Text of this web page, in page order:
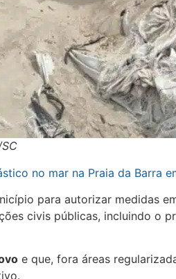
no mar na Praia da Barra
para autorizar medidas
civis públicas, incluindo o
e que, fora áreas